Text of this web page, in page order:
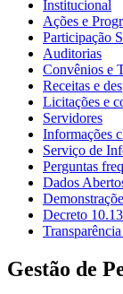
Institucional
Ações e
Participação
Auditorias
Convênios e
Receitas e
Licitações e
Servidores
Informações
Serviço de
Perguntas
Dados
Decreto
Gestão de